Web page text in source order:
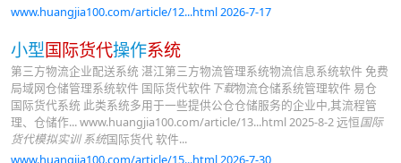
www.huangjia100.com/article/12...html 2026-7-17
小型国际货代操作系统
第三方物流企业配送系统 湛江第三方物流管理系统物流信息系统软件 免费
局域网仓储管理系统软件 国际货代软件 下载物流仓储系统管理软件 易仓
国际货代系统 此类系统多用于一些提供公仓仓储服务的企业中,其流程管
理、仓储作... www.huangjia100.com/article/13...html 2025-8-2 远恒国际
货代模拟实训 系统国际货代 软件...
www.huangjia100.com/article/15...html 2026-7-30